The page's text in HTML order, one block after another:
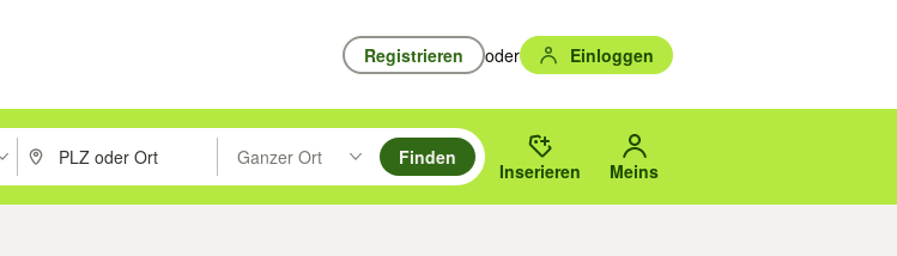
Registrieren oder Einloggen
mit den Pfeiltasten nach oben/unten durchsuchen und mit Eingabetaste auswählen.
PLZ oder Ort eingeben. Eingabetaste drücken um zu suchen, oder Vorschläge mit den Pfeiltasten nach oben/
Ganzer Ort
Suche im Umkreis des gewählten Orts oder PLZ.
Finden
Inserieren Meins